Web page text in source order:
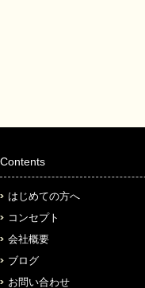
Contents
はじめての方へ
コンセプト
会社概要
ブログ
お問い合わせ